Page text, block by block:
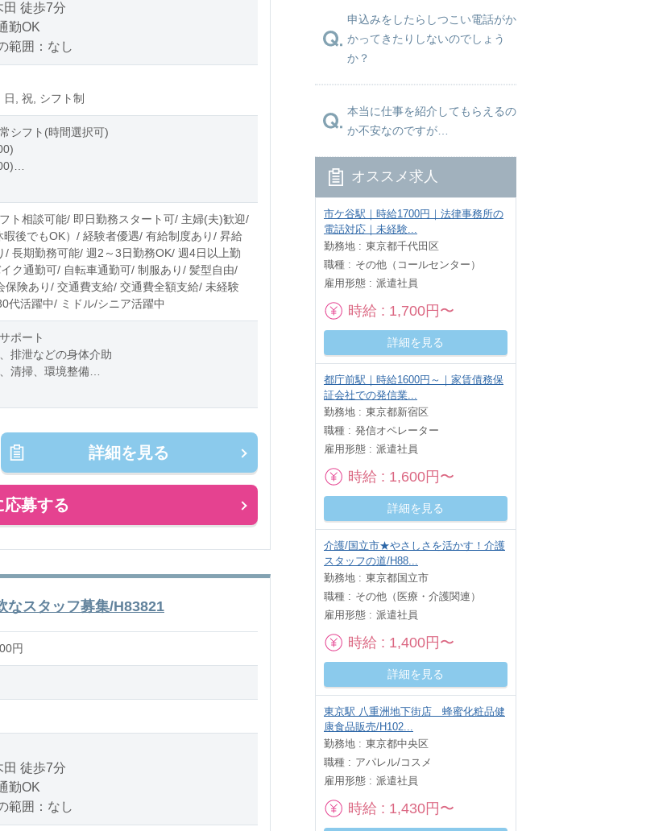
徒歩7分
勤OK
範囲：なし
, 祝, シフト制
シフト(時間選択可)
度/月
ト相談可能/ 即日勤務スタート可/ 主婦(夫)歓迎/
暇後でもOK）/ 経験者優遇/ 有給制度あり/ 昇給
/ 長期勤務可能/ 週2～3日勤務OK/ 週4日以上勤
ク通勤可/ 自転車通勤可/ 制服あり/ 髪型自由/
保険あり/ 交通費支給/ 交通費全額支給/ 未経験
代活躍中/ ミドル/シニア活躍中
ポート
排泄などの身体介助
清掃、環境整備
」
詳細を見る
応募する
スタッフ募集/H83821
円
徒歩7分
勤OK
範囲：なし
申込みをしたらしつこい電話がか
かってきたりしないのでしょう
か？
本当に仕事を紹介してもらえるの
か不安なのですが…
オススメ求人
市ケ谷駅｜時給1700円｜法律事務所の
電話対応｜未経験...
勤務地
東京都千代田区
職種
その他（コールセンター）
雇用形態
派遣社員
時給 1,700円〜
詳細を見る
都庁前駅｜時給1600円～｜家賃債務保
証会社での発信業...
勤務地
東京都新宿区
職種
発信オペレーター
雇用形態
派遣社員
時給 1,600円〜
詳細を見る
介護/国立市★やさしさを活かす！介護
スタッフの道/H88...
勤務地
東京都国立市
職種
その他（医療・介護関連）
雇用形態
派遣社員
時給 1,400円〜
詳細を見る
東京駅 八重洲地下街店 蜂蜜化粧品健
康食品販売/H102...
勤務地
東京都中央区
職種
アパレル/コスメ
雇用形態
派遣社員
時給 1,430円〜